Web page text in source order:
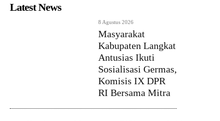
Latest News
8 Agustus 2026
Masyarakat
Kabupaten Langkat
Antusias Ikuti
Sosialisasi Germas,
Komisis IX DPR
RI Bersama Mitra